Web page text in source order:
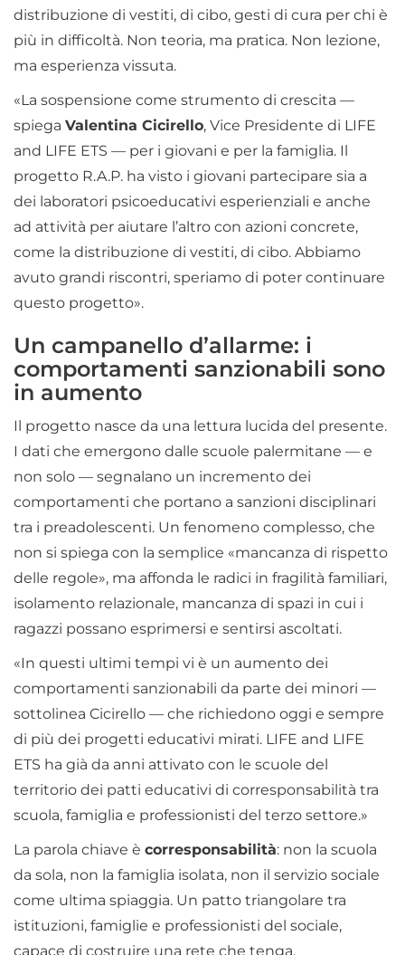
distribuzione di vestiti, di cibo, gesti di cura per chi è
più in difficoltà. Non teoria, ma pratica. Non lezione,
ma esperienza vissuta.
«La sospensione come strumento di crescita —
spiega Valentina Cicirello, Vice Presidente di LIFE
and LIFE ETS — per i giovani e per la famiglia. Il
progetto R.A.P. ha visto i giovani partecipare sia a
dei laboratori psicoeducativi esperienziali e anche
ad attività per aiutare l’altro con azioni concrete,
come la distribuzione di vestiti, di cibo. Abbiamo
avuto grandi riscontri, speriamo di poter continuare
questo progetto».
Un campanello d’allarme: i
comportamenti sanzionabili sono
in aumento
Il progetto nasce da una lettura lucida del presente.
I dati che emergono dalle scuole palermitane — e
non solo — segnalano un incremento dei
comportamenti che portano a sanzioni disciplinari
tra i preadolescenti. Un fenomeno complesso, che
non si spiega con la semplice «mancanza di rispetto
delle regole», ma affonda le radici in fragilità familiari,
isolamento relazionale, mancanza di spazi in cui i
ragazzi possano esprimersi e sentirsi ascoltati.
«In questi ultimi tempi vi è un aumento dei
comportamenti sanzionabili da parte dei minori —
sottolinea Cicirello — che richiedono oggi e sempre
di più dei progetti educativi mirati. LIFE and LIFE
ETS ha già da anni attivato con le scuole del
territorio dei patti educativi di corresponsabilità tra
scuola, famiglia e professionisti del terzo settore.»
La parola chiave è corresponsabilità: non la scuola
da sola, non la famiglia isolata, non il servizio sociale
come ultima spiaggia. Un patto triangolare tra
istituzioni, famiglie e professionisti del sociale,
capace di costruire una rete che tenga.